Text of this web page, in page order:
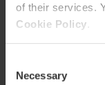
of their services.
Cookie Policy
Selection
Necessary
Da8,00 €